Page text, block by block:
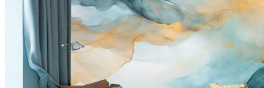
VENTO
руб/м2
BRISE
руб/м2
CARRETO
руб/м2